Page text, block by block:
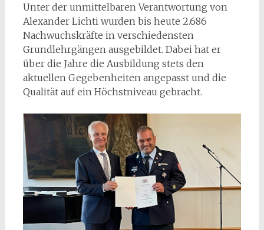
Unter der unmittelbaren Verantwortung von
Alexander Lichti wurden bis heute 2.686
Nachwuchskräfte in verschiedensten
Grundlehrgängen ausgebildet. Dabei hat er
über die Jahre die Ausbildung stets den
aktuellen Gegebenheiten angepasst und die
Qualität auf ein Höchstniveau gebracht.